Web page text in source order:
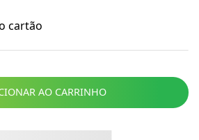
cartão
AO CARRINHO